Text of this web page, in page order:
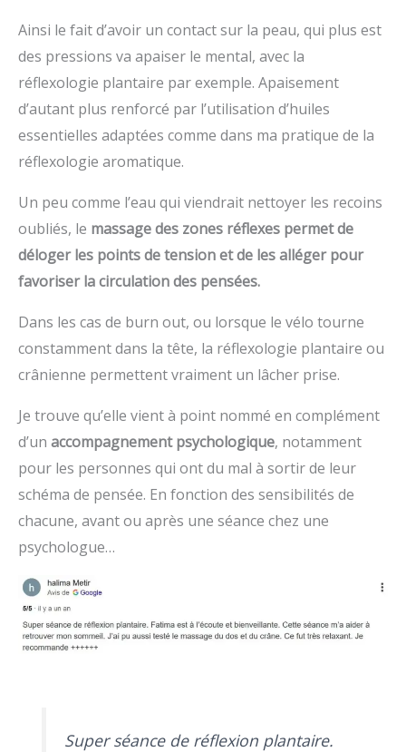
Ainsi le fait d’avoir un contact sur la peau, qui plus est
des pressions va apaiser le mental, avec la
réflexologie plantaire par exemple. Apaisement
d’autant plus renforcé par l’utilisation d’huiles
essentielles adaptées comme dans ma pratique de la
réflexologie aromatique.
Un peu comme l’eau qui viendrait nettoyer les recoins
oubliés, le massage des zones réflexes permet de
déloger les points de tension et de les alléger pour
favoriser la circulation des pensées.
Dans les cas de burn out, ou lorsque le vélo tourne
constamment dans la tête, la réflexologie plantaire ou
crânienne permettent vraiment un lâcher prise.
Je trouve qu’elle vient à point nommé en complément
d’un accompagnement psychologique, notamment
pour les personnes qui ont du mal à sortir de leur
schéma de pensée. En fonction des sensibilités de
chacune, avant ou après une séance chez une
psychologue…
Super séance de réflexion plantaire.